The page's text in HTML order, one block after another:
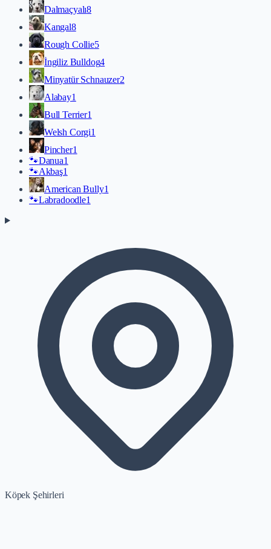
Dalmaçyalı8
Kangal8
Rough Collie5
İngiliz Bulldog4
Minyatür Schnauzer2
Alabay1
Bull Terrier1
Welsh Corgi1
Pincher1
🐾Danua1
🐾Akbaş1
American Bully1
🐾Labradoodle1
Köpek Şehirleri